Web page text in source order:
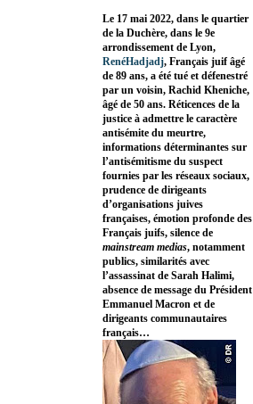
Le 17 mai 2022, dans le quartier
de la Duchère, dans le 9e
arrondissement de Lyon,
RenéHadjadj, Français juif âgé
de 89 ans, a été tué et défenestré
par un voisin, Rachid Kheniche,
âgé de 50 ans. Réticences de la
justice à admettre le caractère
antisémite du meurtre,
informations déterminantes sur
l’antisémitisme du suspect
fournies par les réseaux sociaux,
prudence de dirigeants
d’organisations juives
françaises, émotion profonde des
Français juifs, silence de
mainstream medias, notamment
publics, similarités avec
l’assassinat de Sarah Halimi,
absence de message du Président
Emmanuel Macron et de
dirigeants communautaires
français…